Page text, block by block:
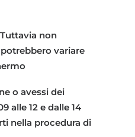
non
variare
o avessi dei
alle 12 e dalle 14
nella procedura di